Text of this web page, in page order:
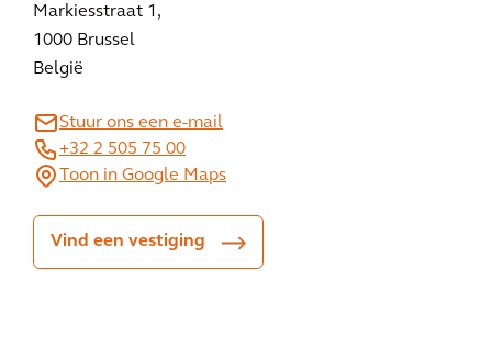
Markiesstraat 1,
1000 Brussel
België
Stuur ons een e-mail
+32 2 505 75 00
Toon in Google Maps
Vind een vestiging